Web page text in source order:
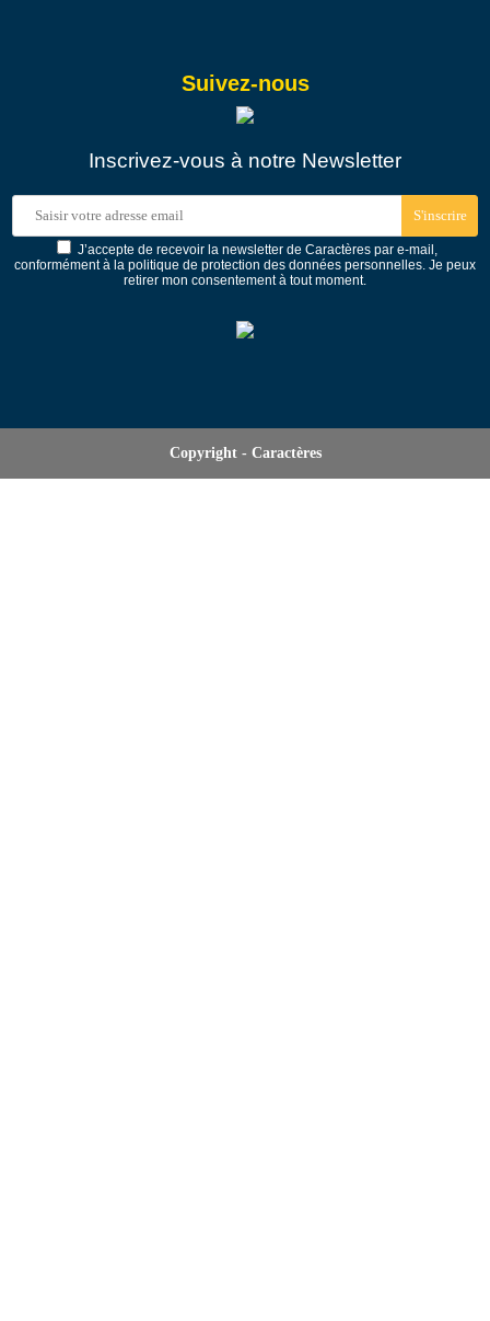
Suivez-nous
Inscrivez-vous à notre Newsletter
S'inscrire
J’accepte de recevoir la newsletter de Caractères par e-mail,
conformément à la politique de protection des données personnelles. Je peux
retirer mon consentement à tout moment.
Copyright - Caractères